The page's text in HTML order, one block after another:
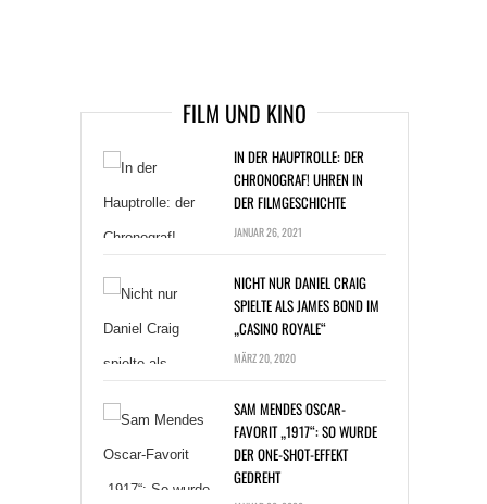
FILM UND KINO
CHRONOGRAF! UHREN IN
DER FILMGESCHICHTE
SPIELTE ALS JAMES BOND IM
„CASINO ROYALE“
FAVORIT „1917“: SO WURDE
DER ONE-SHOT-EFFEKT
GEDREHT